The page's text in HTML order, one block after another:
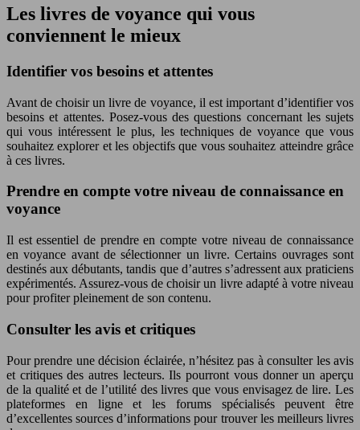
Les livres de voyance qui vous
conviennent le mieux
Identifier vos besoins et attentes
Avant de choisir un livre de voyance, il est important d’identifier vos
besoins et attentes. Posez-vous des questions concernant les sujets
qui vous intéressent le plus, les techniques de voyance que vous
souhaitez explorer et les objectifs que vous souhaitez atteindre grâce
à ces livres.
Prendre en compte votre niveau de connaissance en
voyance
Il est essentiel de prendre en compte votre niveau de connaissance
en voyance avant de sélectionner un livre. Certains ouvrages sont
destinés aux débutants, tandis que d’autres s’adressent aux praticiens
expérimentés. Assurez-vous de choisir un livre adapté à votre niveau
pour profiter pleinement de son contenu.
Consulter les avis et critiques
Pour prendre une décision éclairée, n’hésitez pas à consulter les avis
et critiques des autres lecteurs. Ils pourront vous donner un aperçu
de la qualité et de l’utilité des livres que vous envisagez de lire. Les
plateformes en ligne et les forums spécialisés peuvent être
d’excellentes sources d’informations pour trouver les meilleurs livres